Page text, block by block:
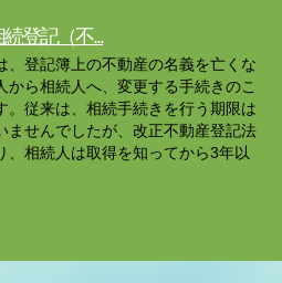
登記（不...
、登記簿上の不動産の名義を亡くな
から相続人へ、変更する手続きのこ
。従来は、相続手続きを行う期限は
ませんでしたが、改正不動産登記法
、相続人は取得を知ってから3年以